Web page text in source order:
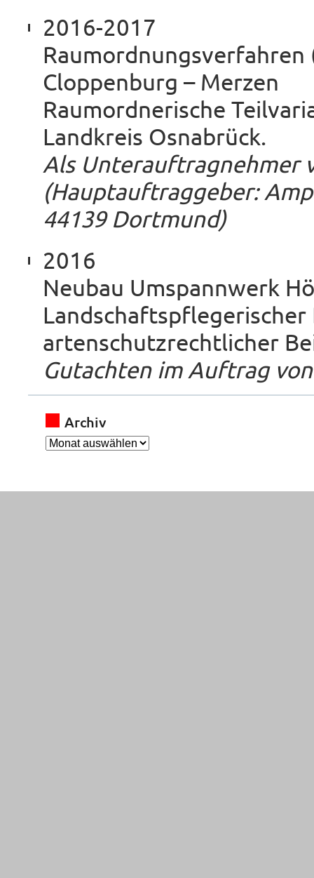
2016-2017
Raumordnungsverfahren
Cloppenburg – Merzen
Raumordnerische
Landkreis Osnabrück.
Als Unterauftragnehmer
(Hauptauftraggeber:
44139 Dortmund)
2016
Neubau Umspannwerk
artenschutzrechtlicher
Gutachten im Auftrag
Archiv